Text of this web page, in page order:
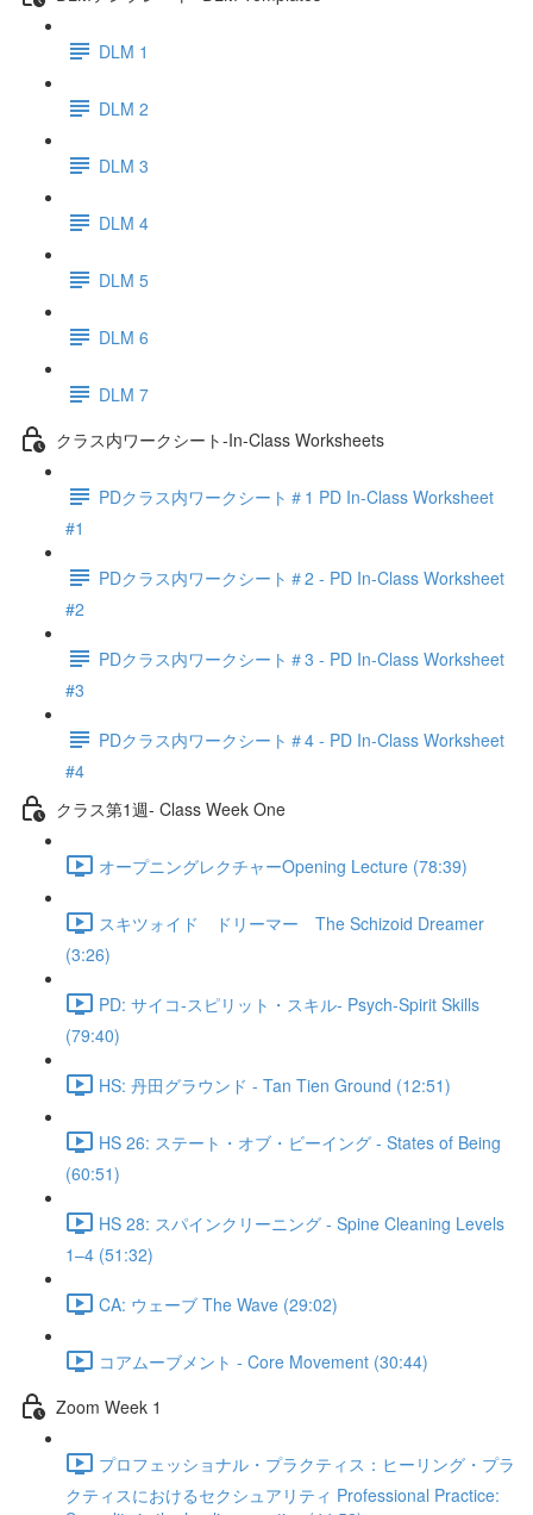
DLM 1
DLM 2
DLM 3
DLM 4
DLM 5
DLM 6
DLM 7
クラス内ワークシート-In-Class Worksheets
PDクラス内ワークシート＃1 PD In-Class Worksheet
#1
PDクラス内ワークシート＃2 - PD In-Class Worksheet
#2
PDクラス内ワークシート＃3 - PD In-Class Worksheet
#3
PDクラス内ワークシート＃4 - PD In-Class Worksheet
#4
クラス第1週- Class Week One
オープニングレクチャーOpening Lecture (78:39)
スキツォイド ドリーマー The Schizoid Dreamer
(3:26)
PD: サイコ‐スピリット・スキル- Psych-Spirit Skills
(79:40)
HS: 丹田グラウンド - Tan Tien Ground (12:51)
HS 26: ステート・オブ・ビーイング - States of Being
(60:51)
HS 28: スパインクリーニング - Spine Cleaning Levels
1–4 (51:32)
CA: ウェーブ The Wave (29:02)
コアムーブメント - Core Movement (30:44)
Zoom Week 1
プロフェッショナル・プラクティス：ヒーリング・プラ
クティスにおけるセクシュアリティ Professional Practice: